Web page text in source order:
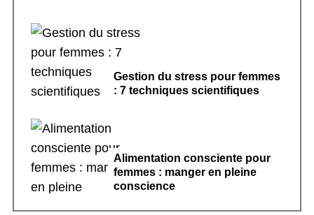
Gestion du stress pour femmes
: 7 techniques scientifiques
Alimentation consciente pour
femmes : manger en pleine
conscience